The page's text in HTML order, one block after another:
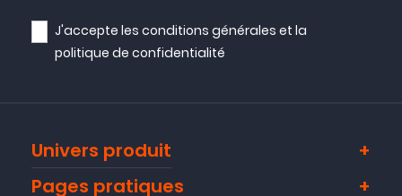
J'accepte lesconditions générales et la
politique de confidentialité
Univers produit
Pages pratiques